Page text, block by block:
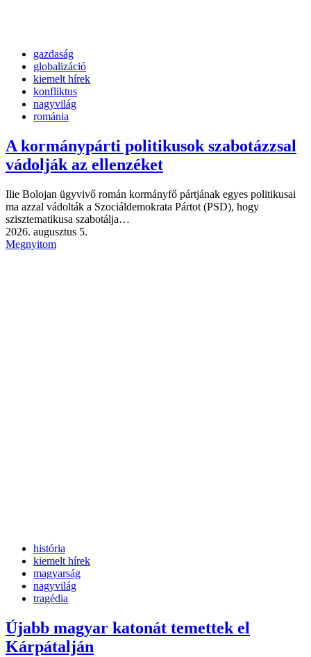
gazdaság
globalizáció
kiemelt hírek
konfliktus
nagyvilág
románia
A kormánypárti politikusok szabotázzsal
vádolják az ellenzéket
Ilie Bolojan ügyvivő román kormányfő pártjának egyes politikusai
ma azzal vádolták a Szociáldemokrata Pártot (PSD), hogy
szisztematikusa szabotálja…
2026. augusztus 5.
Megnyitom
história
kiemelt hírek
magyarság
nagyvilág
tragédia
Újabb magyar katonát temettek el
Kárpátalján